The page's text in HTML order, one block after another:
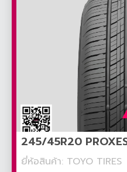
245/45R20
ยี่ห้อสินค้า: TOYO TIRES